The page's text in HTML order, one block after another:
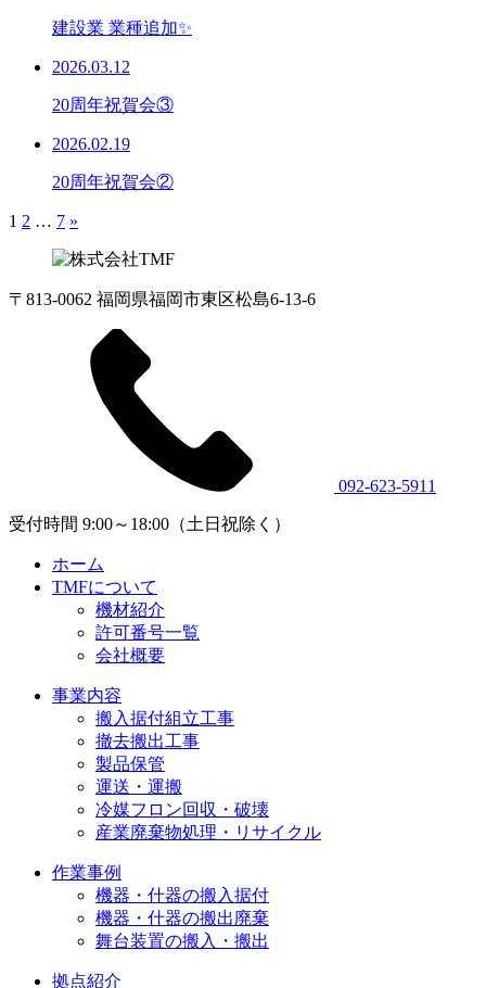
建設業 業種追加✨
2026.03.12
20周年祝賀会③
2026.02.19
20周年祝賀会②
1 2 … 7 »
〒813-0062 福岡県福岡市東区松島6-13-6
092-623-5911
受付時間 9:00～18:00（土日祝除く）
ホーム
TMFについて
機材紹介
許可番号一覧
会社概要
事業内容
搬入据付組立工事
撤去搬出工事
製品保管
運送・運搬
冷媒フロン回収・破壊
産業廃棄物処理・リサイクル
作業事例
機器・什器の搬入据付
機器・什器の搬出廃棄
舞台装置の搬入・搬出
拠点紹介